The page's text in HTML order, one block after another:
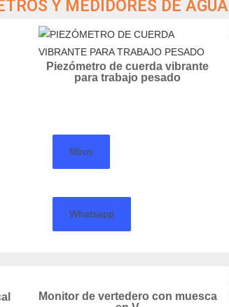
Y MEDIDORES DE AGUA
Piezómetro de cuerda vibrante
para trabajo pesado
filtros
Whatsapp
Monitor de vertedero con muesca